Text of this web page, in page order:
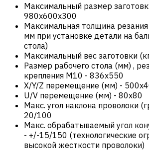
Максимальный размер
980х600х300
Максимальная толщина
мм при установке детали на
стола)
Максимальный вес заготовки
Размер рабочего стола (мм) ,
крепления М10 - 836х550
X/Y/Z перемещение (мм) -
U/V перемещение (мм) - 80х80
Макс. угол наклона проволоки
20/100
Макс. обрабатываемый угол
- +/-15/150 (технологические
высокой жесткости проволоки)